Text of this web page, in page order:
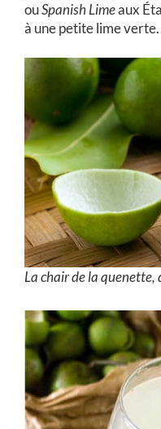
ouSpanish Limeaux
à une petite lime verte.
La chair de la quenette,